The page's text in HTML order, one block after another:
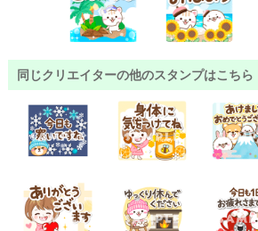
同じクリエイターの他のスタンプはこちら